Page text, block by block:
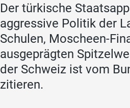
Der türkische
aggressive Politik der
Schulen, Moscheen-
ausgeprägten
der Schweiz ist vom
zitieren.